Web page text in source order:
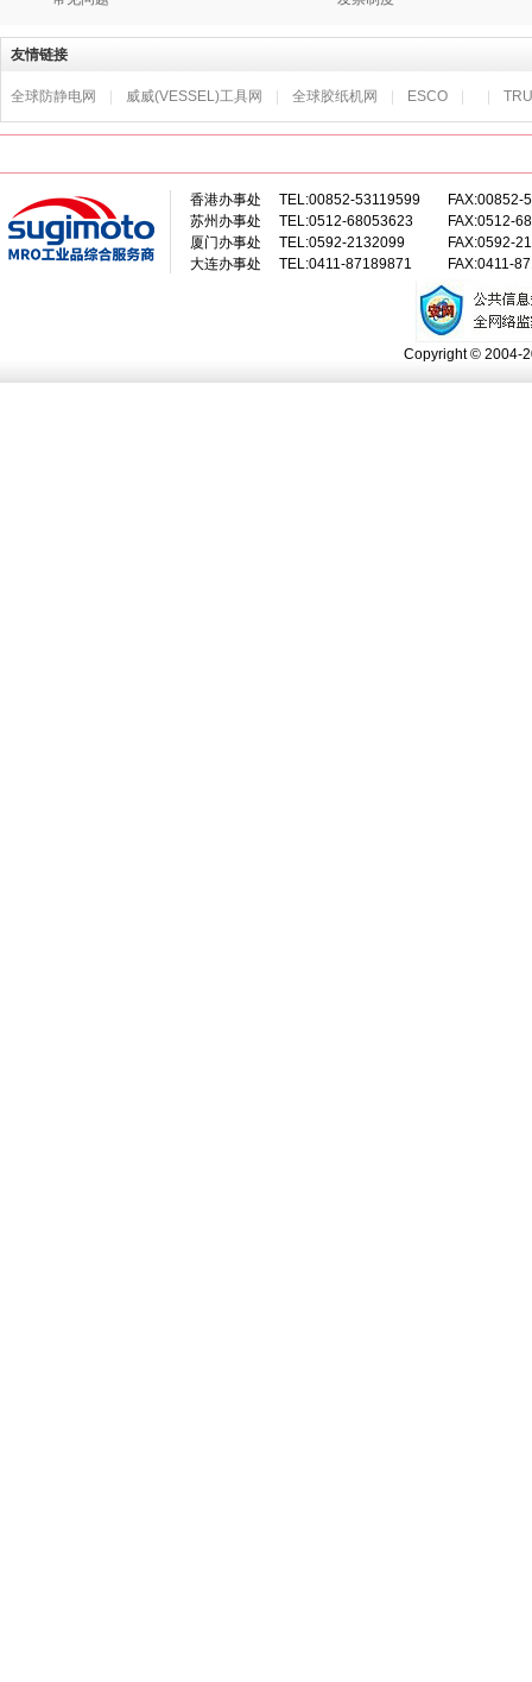
友情链接
全球防静电网 威威(VESSEL)工具网 全球胶纸机网 ESCO
香港办事处
苏州办事处
厦门办事处
大连办事处
TEL:00852-53119599
TEL:0512-68053623
TEL:0592-2132099
TEL:0411-87189871
FAX:00852-
FAX:0512-
FAX:0592-
FAX:0411-
Copyright © 2004-